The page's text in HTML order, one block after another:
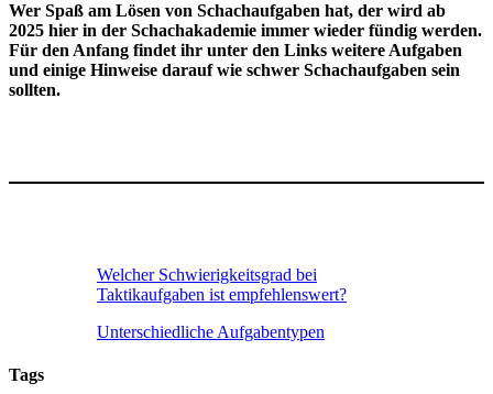
Wer Spaß am Lösen von Schachaufgaben hat, der wird ab
2025 hier in der Schachakademie immer wieder fündig werden.
Für den Anfang findet ihr unter den Links weitere Aufgaben
und einige Hinweise darauf wie schwer Schachaufgaben sein
sollten.
Welcher Schwierigkeitsgrad bei
Taktikaufgaben ist empfehlenswert?
Unterschiedliche Aufgabentypen
Tags